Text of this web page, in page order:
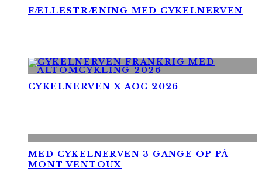
FÆLLESTRÆNING MED CYKELNERVEN
CYKELNERVEN X AOC 2026
MED CYKELNERVEN 3 GANGE OP PÅ
MONT VENTOUX